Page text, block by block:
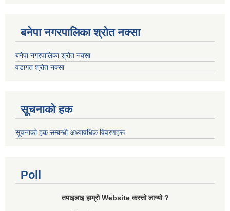
बनेपा नगरपालिका श्रोत नक्सा
बनेपा नगरपालिका श्रोत नक्सा
वडागत श्रोत नक्सा
सूचनाको हक
सूचनाको हक सम्बन्धी अध्यावधिक विवरणहरू
Poll
तपाइलाइ हाम्रो Website कस्तो लाग्यो ?